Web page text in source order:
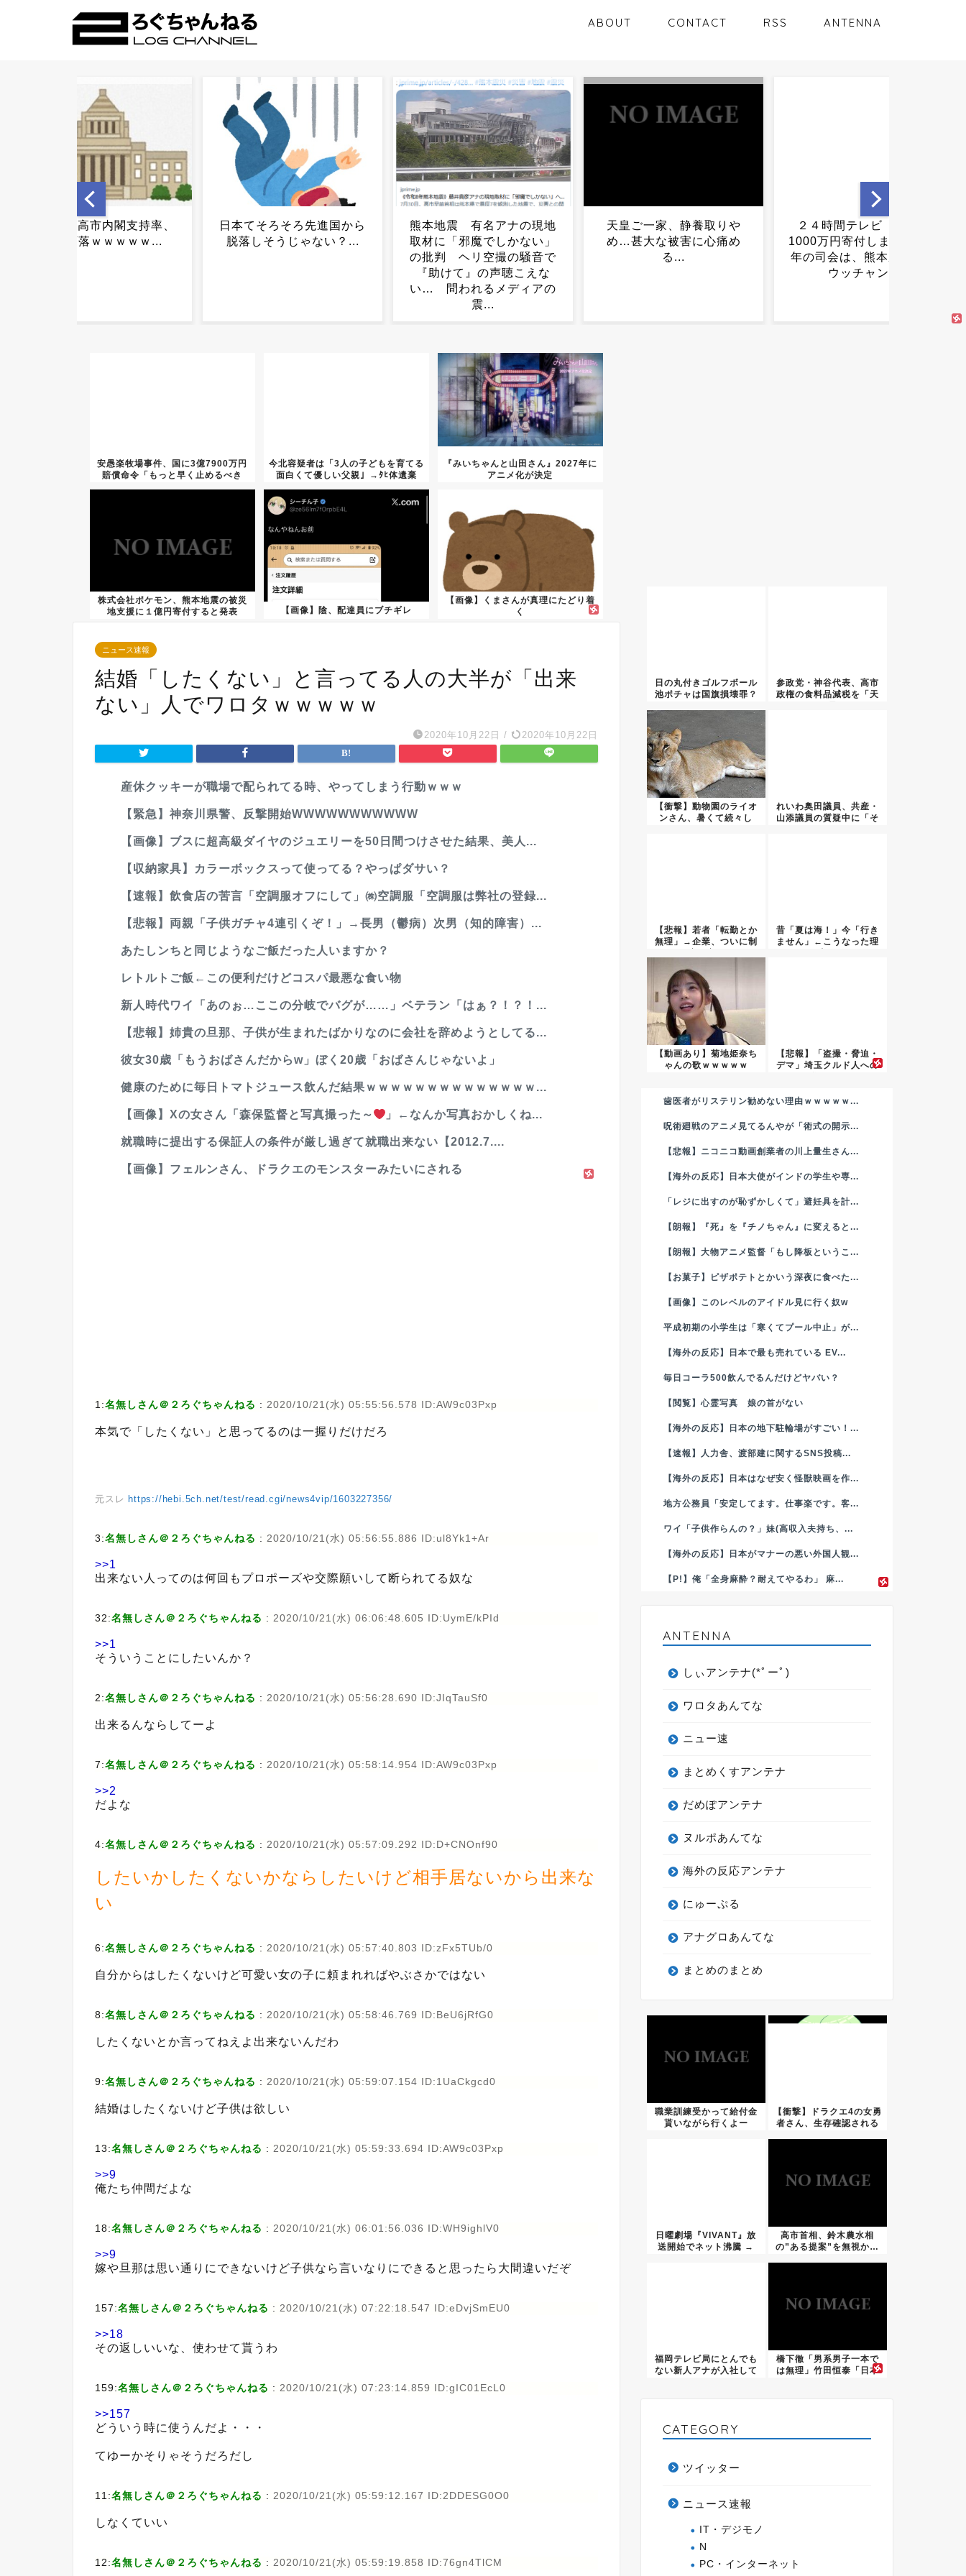
ABOUT CONTACT RSS ANTENNA
熊本地震 有名アナの現地
取材に「邪魔でしかない」
天皇ご一家、静養取りや
め…甚大な被害に心痛め
る...
２４時間テレビ「熊本に
1000万円寄付します」→今
年の司会は、熊本県出身の
【爆笑】丹波哲郎さん、白
バイに「俺はGメンの丹波
だ」と言い放つｗｗｗｗｗ
ｗｗｗｗｗ...
日本てそろそろ先進国から
脱落しそうじゃない？...
安愚楽牧場事件、国に3億7900万円
賠償命令「もっと早く止めるべき
今北容疑者は「3人の子どもを育てる
面白くて優しい父親」→ﾀﾋ体遺棄
『みいちゃんと山田さん』2027年に
アニメ化が決定
株式会社ポケモン、熊本地震の被災
地支援に１億円寄付すると発表
【画像】陰、配達員にブチギレ
【画像】くまさんが真理にたどり着
く
ニュース速報
結婚「したくない」と言ってる人の大半が「出来
ない」人でワロタｗｗｗｗｗ
2020年10月22日 / 2020年10月22日
産休クッキーが職場で配られてる時、やってしまう行動ｗｗｗ
【緊急】神奈川県警、反撃開始WWWWWWWWWWW
【画像】ブスに超高級ダイヤのジュエリーを50日間つけさせた結果、美人...
【収納家具】カラーボックスって使ってる？やっぱダサい？
【速報】飲食店の苦言「空調服オフにして」㈱空調服「空調服は弊社の登録...
【悲報】両親「子供ガチャ4連引くぞ！」→長男（鬱病）次男（知的障害）...
あたしンちと同じようなご飯だった人いますか？
レトルトご飯←この便利だけどコスパ最悪な食い物
新人時代ワイ「あのぉ…ここの分岐でバグが……」ベテラン「はぁ？！？！...
【悲報】姉貴の旦那、子供が生まれたばかりなのに会社を辞めようとしてる...
彼女30歳「もうおばさんだからw」ぼく20歳「おばさんじゃないよ」
健康のために毎日トマトジュース飲んだ結果ｗｗｗｗｗｗｗｗｗｗｗｗｗｗ...
【画像】Xの女さん「森保監督と写真撮った～ 」←なんか写真おかしくね...
就職時に提出する保証人の条件が厳し過ぎて就職出来ない【2012.7....
【画像】フェルンさん、ドラクエのモンスターみたいにされる
1:名無しさん＠２ろぐちゃんねる : 2020/10/21(水) 05:55:56.578 ID:AW9c03Pxp
本気で「したくない」と思ってるのは一握りだけだろ
元スレ https://hebi.5ch.net/test/read.cgi/news4vip/1603227356/
3:名無しさん＠２ろぐちゃんねる : 2020/10/21(水) 05:56:55.886 ID:ul8Yk1+Ar
>>1
出来ない人ってのは何回もプロポーズや交際願いして断られてる奴な
32:名無しさん＠２ろぐちゃんねる : 2020/10/21(水) 06:06:48.605 ID:UymE/kPId
>>1
そういうことにしたいんか？
2:名無しさん＠２ろぐちゃんねる : 2020/10/21(水) 05:56:28.690 ID:JIqTauSf0
出来るんならしてーよ
7:名無しさん＠２ろぐちゃんねる : 2020/10/21(水) 05:58:14.954 ID:AW9c03Pxp
>>2
だよな
4:名無しさん＠２ろぐちゃんねる : 2020/10/21(水) 05:57:09.292 ID:D+CNOnf90
したいかしたくないかならしたいけど相手居ないから出来な
い
6:名無しさん＠２ろぐちゃんねる : 2020/10/21(水) 05:57:40.803 ID:zFx5TUb/0
自分からはしたくないけど可愛い女の子に頼まれればやぶさかではない
8:名無しさん＠２ろぐちゃんねる : 2020/10/21(水) 05:58:46.769 ID:BeU6jRfG0
したくないとか言ってねえよ出来ないんだわ
9:名無しさん＠２ろぐちゃんねる : 2020/10/21(水) 05:59:07.154 ID:1UaCkgcd0
結婚はしたくないけど子供は欲しい
13:名無しさん＠２ろぐちゃんねる : 2020/10/21(水) 05:59:33.694 ID:AW9c03Pxp
>>9
俺たち仲間だよな
18:名無しさん＠２ろぐちゃんねる : 2020/10/21(水) 06:01:56.036 ID:WH9ighlV0
>>9
嫁や旦那は思い通りにできないけど子供なら言いなりにできると思ったら大間違いだぞ
157:名無しさん＠２ろぐちゃんねる : 2020/10/21(水) 07:22:18.547 ID:eDvjSmEU0
>>18
その返しいいな、使わせて貰うわ
159:名無しさん＠２ろぐちゃんねる : 2020/10/21(水) 07:23:14.859 ID:gIC01EcL0
>>157
どういう時に使うんだよ・・・
てゆーかそりゃそうだろだし
11:名無しさん＠２ろぐちゃんねる : 2020/10/21(水) 05:59:12.167 ID:2DDESG0O0
しなくていい
12:名無しさん＠２ろぐちゃんねる : 2020/10/21(水) 05:59:19.858 ID:76gn4TlCM
日の丸付きゴルフボール
池ポチャは国旗損壊罪？
参政党・神谷代表、高市
政権の食料品減税を「天
【衝撃】動物園のライオ
ンさん、暑くて続々し
れいわ奥田議員、共産・
山添議員の質疑中に「そ
【悲報】若者「転勤とか
無理」→企業、ついに制
昔「夏は海！」今「行き
ません」←こうなった理
【動画あり】菊地姫奈ち
ゃんの歌ｗｗｗｗｗ
【悲報】「盗撮・脅迫・
デマ」埼玉クルド人への
歯医者がリステリン勧めない理由ｗｗｗｗｗ...
呪術廻戦のアニメ見てるんやが「術式の開示...
【悲報】ニコニコ動画創業者の川上量生さん...
【海外の反応】日本大使がインドの学生や専...
「レジに出すのが恥ずかしくて」避妊具を計...
【朗報】『死』を『チノちゃん』に変えると...
【朗報】大物アニメ監督「もし降板というこ...
【お菓子】ピザポテトとかいう深夜に食べた...
【画像】このレベルのアイドル見に行く奴w
平成初期の小学生は「寒くてプール中止」が...
【海外の反応】日本で最も売れている EV...
毎日コーラ500飲んでるんだけどヤバい？
【閲覧】心霊写真 娘の首がない
【海外の反応】日本の地下駐輪場がすごい！...
【速報】人力舎、渡部建に関するSNS投稿...
【海外の反応】日本はなぜ安く怪獣映画を作...
地方公務員「安定してます。仕事楽です。客...
ワイ「子供作らんの？」妹(高収入夫持ち、...
【海外の反応】日本がマナーの悪い外国人観...
【P!】俺「全身麻酔？耐えてやるわ」 麻...
ANTENNA
しぃアンテナ(*ﾟーﾟ)
ワロタあんてな
ニュー速
まとめくすアンテナ
だめぽアンテナ
ヌルポあんてな
海外の反応アンテナ
にゅーぷる
アナグロあんてな
まとめのまとめ
職業訓練受かって給付金
貰いながら行くよー
【衝撃】ドラクエ4の女勇
者さん、生存確認される
日曜劇場『VIVANT』放
送開始でネット沸騰 →
高市首相、鈴木農水相
の”ある提案”を無視か…
福岡テレビ局にとんでも
ない新人アナが入社して
橋下徹「男系男子一本で
は無理」竹田恒泰「日本
CATEGORY
ツイッター
ニュース速報
IT・デジモノ
N
PC・インターネット